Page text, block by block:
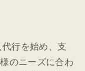
行を始め、支
のニーズに合わ